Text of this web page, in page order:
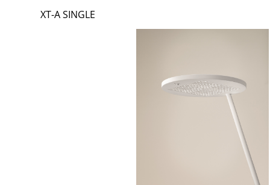
XT-A SINGLE